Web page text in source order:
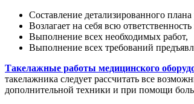
Составление детализированного
Возлагает на себя всю
Выполнение всех необходимых работ,
Выполнение всех требований
Такелажные работы медицинского
такелажника следует рассчитать все
дополнительной техники и при помощи